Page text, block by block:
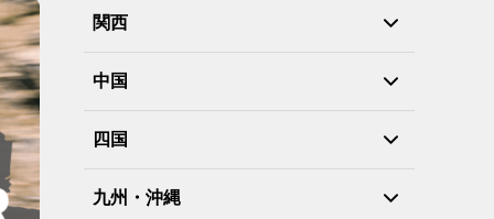
関西
中国
四国
九州・沖縄